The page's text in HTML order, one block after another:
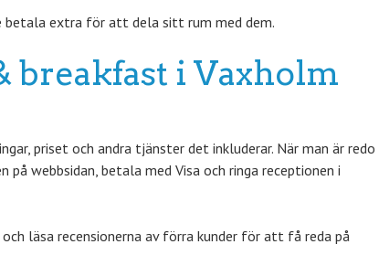
betala extra för att dela sitt rum med dem.
breakfast i Vaxholm
priset och andra tjänster det inkluderar. När man är redo
webbsidan, betala med Visa och ringa receptionen i
läsa recensionerna av förra kunder för att få reda på